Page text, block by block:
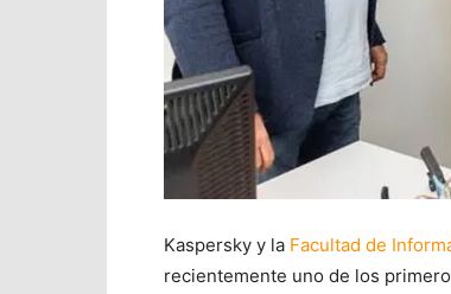
Kaspersky y la Facultad de
recientemente uno de los